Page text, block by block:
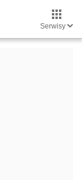
Serwisy